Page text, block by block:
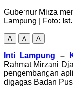
Gubernur Mirza
Lampung | Foto: Ist.
A A A
Inti Lampung –
Rahmat Mirzani
pengembangan
digagas Badan